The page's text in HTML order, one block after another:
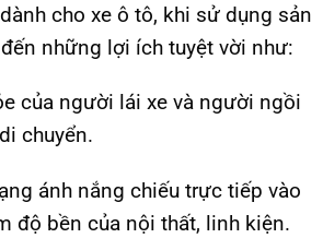
cho xe ô tô, khi sử dụng sản
những lợi ích tuyệt vời như:
của người lái xe và người ngồi
chuyển.
ánh nắng chiếu trực tiếp vào
độ bền của nội thất, linh kiện.